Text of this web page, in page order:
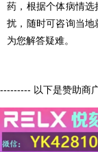
药，根据个体病情
扰，随时可咨询当
为您解答疑难。
--------- 以下是赞助商